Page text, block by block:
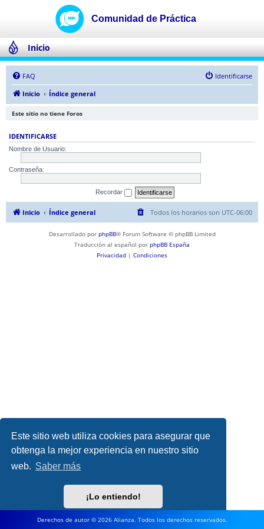
Este sitio web utiliza cookies para asegurar que
obtenga la mejor experiencia en nuestro sitio
web. Saber más
¡Lo entiendo!
Inicio
FAQ
Identificarse
Inicio
Índice general
Este sitio no tiene Foros
IDENTIFICARSE
Nombre de Usuario:
Contraseña:
Recordar
Inicio Índice general Todos los horarios son UTC-06:00
Desarrollado por phpBB® Forum Software © phpBB Limited
Traducción al español por phpBB España
Privacidad | Condiciones
Derechos de autor © 2026 Alianza. Todos los derechos reservados.